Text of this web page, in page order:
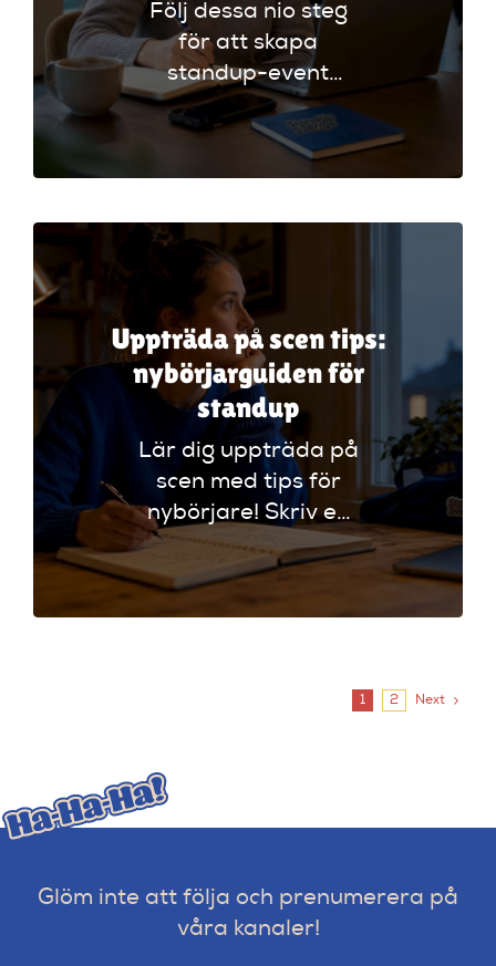
Följ dessa nio steg
för att skapa
standup-event
workflow. Planera
effektivt och undvik
vanliga misstag för
Uppträda på scen tips:
nybörjarguiden för
standup
Lär dig uppträda på
scen med tips för
nybörjare! Skriv en
femminutersrutin
och boka ett open
mic för att
1 2 Next
Glöm inte att följa och prenumerera på
våra kanaler!